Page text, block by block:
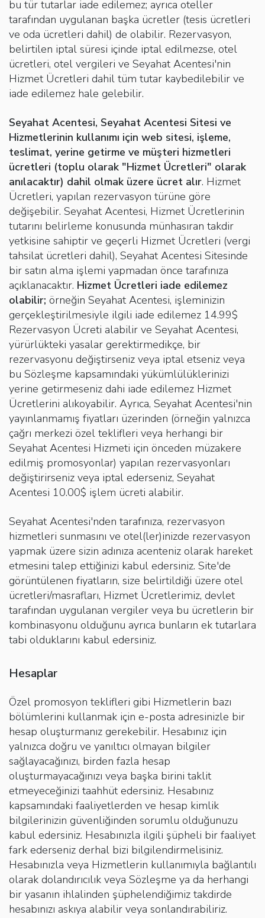
bu tür tutarlar iade edilemez; ayrıca oteller
tarafından uygulanan başka ücretler (tesis ücretleri
ve oda ücretleri dahil) de olabilir. Rezervasyon,
belirtilen iptal süresi içinde iptal edilmezse, otel
ücretleri, otel vergileri ve Seyahat Acentesi'nin
Hizmet Ücretleri dahil tüm tutar kaybedilebilir ve
iade edilemez hale gelebilir.
Seyahat Acentesi, Seyahat Acentesi Sitesi ve
Hizmetlerinin kullanımı için web sitesi, işleme,
teslimat, yerine getirme ve müşteri hizmetleri
ücretleri (toplu olarak "Hizmet Ücretleri" olarak
anılacaktır) dahil olmak üzere ücret alır. Hizmet
Ücretleri, yapılan rezervasyon türüne göre
değişebilir. Seyahat Acentesi, Hizmet Ücretlerinin
tutarını belirleme konusunda münhasıran takdir
yetkisine sahiptir ve geçerli Hizmet Ücretleri (vergi
tahsilat ücretleri dahil), Seyahat Acentesi Sitesinde
bir satın alma işlemi yapmadan önce tarafınıza
açıklanacaktır. Hizmet Ücretleri iade edilemez
olabilir; örneğin Seyahat Acentesi, işleminizin
gerçekleştirilmesiyle ilgili iade edilemez 14.99$
Rezervasyon Ücreti alabilir ve Seyahat Acentesi,
yürürlükteki yasalar gerektirmedikçe, bir
rezervasyonu değiştirseniz veya iptal etseniz veya
bu Sözleşme kapsamındaki yükümlülüklerinizi
yerine getirmeseniz dahi iade edilemez Hizmet
Ücretlerini alıkoyabilir. Ayrıca, Seyahat Acentesi'nin
yayınlanmamış fiyatları üzerinden (örneğin yalnızca
çağrı merkezi özel teklifleri veya herhangi bir
Seyahat Acentesi Hizmeti için önceden müzakere
edilmiş promosyonlar) yapılan rezervasyonları
değiştirirseniz veya iptal ederseniz, Seyahat
Acentesi 10.00$ işlem ücreti alabilir.
Seyahat Acentesi'nden tarafınıza, rezervasyon
hizmetleri sunmasını ve otel(ler)inizde rezervasyon
yapmak üzere sizin adınıza acenteniz olarak hareket
etmesini talep ettiğinizi kabul edersiniz. Site'de
görüntülenen fiyatların, size belirtildiği üzere otel
ücretleri/masrafları, Hizmet Ücretlerimiz, devlet
tarafından uygulanan vergiler veya bu ücretlerin bir
kombinasyonu olduğunu ayrıca bunların ek tutarlara
tabi olduklarını kabul edersiniz.
Hesaplar
Özel promosyon teklifleri gibi Hizmetlerin bazı
bölümlerini kullanmak için e-posta adresinizle bir
hesap oluşturmanız gerekebilir. Hesabınız için
yalnızca doğru ve yanıltıcı olmayan bilgiler
sağlayacağınızı, birden fazla hesap
oluşturmayacağınızı veya başka birini taklit
etmeyeceğinizi taahhüt edersiniz. Hesabınız
kapsamındaki faaliyetlerden ve hesap kimlik
bilgilerinizin güvenliğinden sorumlu olduğunuzu
kabul edersiniz. Hesabınızla ilgili şüpheli bir faaliyet
fark ederseniz derhal bizi bilgilendirmelisiniz.
Hesabınızla veya Hizmetlerin kullanımıyla bağlantılı
olarak dolandırıcılık veya Sözleşme ya da herhangi
bir yasanın ihlalinden şüphelendiğimiz takdirde
hesabınızı askıya alabilir veya sonlandırabiliriz.